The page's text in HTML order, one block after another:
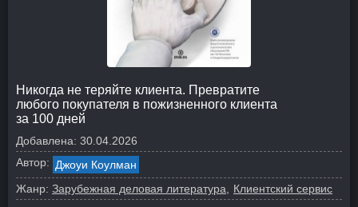
Никогда не теряйте клиента. Превратите
любого покупателя в пожизненного клиента
за 100 дней
Добавлена: 30.04.2026
Автор: Джоуи Коулман
Жанр: Зарубежная деловая литература
Клиентский сервис